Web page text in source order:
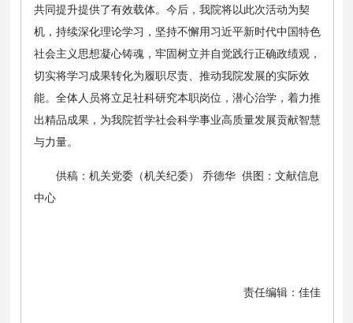
共同提升提供了有效载体。今后，我院将以此次活动为契
机，持续深化理论学习，坚持不懈用习近平新时代中国特色
社会主义思想凝心铸魂，牢固树立并自觉践行正确政绩观，
切实将学习成果转化为履职尽责、推动我院发展的实际效
能。全体人员将立足社科研究本职岗位，潜心治学，着力推
出精品成果，为我院哲学社会科学事业高质量发展贡献智慧
与力量。
供稿：机关党委（机关纪委） 乔德华 供图：文献信息
中心
责任编辑：佳佳